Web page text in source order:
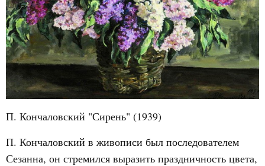
П. Кончаловский "Сирень" (1939)
П. Кончаловский в живописи был последователем
Сезанна, он стремился выразить праздничность цвета,